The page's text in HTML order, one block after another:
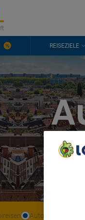
1909 3897
REISEZIELE
Autoreisen